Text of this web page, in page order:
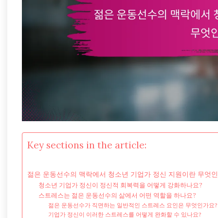
Key sections in the article:
젊은 운동선수의 맥락에서 청소년 기업가 정신 지원이란 무엇
청소년 기업가 정신이 정신적 회복력을 어떻게 강화하나요?
스트레스는 젊은 운동선수의 삶에서 어떤 역할을 하나요?
젊은 운동선수가 직면하는 일반적인 스트레스 요인은 무엇인가요?
기업가 정신이 이러한 스트레스를 어떻게 완화할 수 있나요?